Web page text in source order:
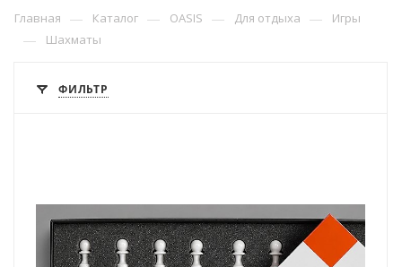
Главная — Каталог — OASIS — Для отдыха — Игры
— Шахматы
ФИЛЬТР